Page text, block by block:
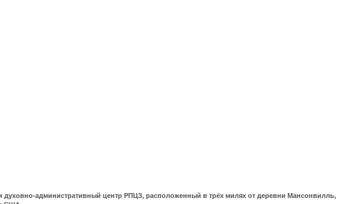
духовно-административный центр РПЦЗ, расположенный в трёх милях от деревни Мансонвилль,